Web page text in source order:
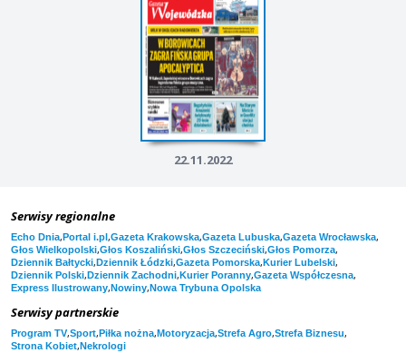
22.11.2022
Serwisy regionalne
Echo Dnia,Portal i.pl,Gazeta Krakowska,Gazeta Lubuska,Gazeta Wrocławska,
Głos Wielkopolski,Głos Koszaliński,Głos Szczeciński,Głos Pomorza,
Dziennik Bałtycki,Dziennik Łódzki,Gazeta Pomorska,Kurier Lubelski,
Dziennik Polski,Dziennik Zachodni,Kurier Poranny,Gazeta Współczesna,
Express Ilustrowany,Nowiny,Nowa Trybuna Opolska
Serwisy partnerskie
Program TV,Sport,Piłka nożna,Motoryzacja,Strefa Agro,Strefa Biznesu,
Strona Kobiet,Nekrologi